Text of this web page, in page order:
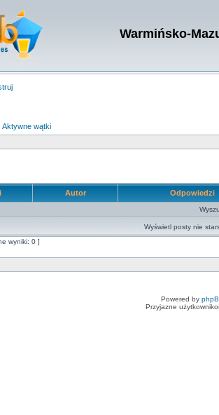
Warmińsko-
Aktywne wątki
Autor Odpowiedzi
Wyświetl posty nie
wyniki: 0 ]
Powered by
Przyjazne